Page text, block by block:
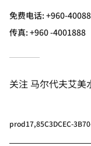
免费电话:+960-
传真:+960 -4001888
关注 马尔代夫艾美
prod17,85C3DCEC-